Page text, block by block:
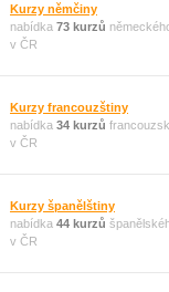
Kurzy němčiny
nabídka 73 kurzů
v ČR
Kurzy francouzštiny
nabídka 34 kurzů
v ČR
Kurzy španělštiny
nabídka 44 kurzů
v ČR